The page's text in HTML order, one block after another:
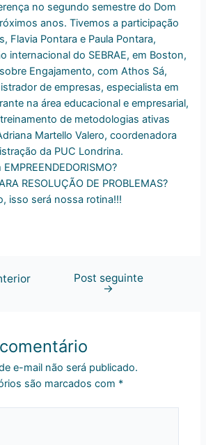
no segundo semestre do Dom
anos. Tivemos a participação
Flavia Pontara e Paula Pontara,
internacional do SEBRAE, em Boston,
Engajamento, com Athos Sá,
de empresas, especialista em
na área educacional e empresarial,
de metodologias ativas
Martello Valero, coordenadora
da PUC Londrina.
RESOLUÇÃO DE PROBLEMAS?
isso será nossa rotina!!!
Post seguinte
→
e-mail não será publicado.
são marcados com *